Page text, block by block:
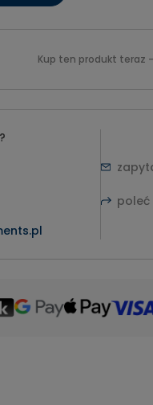
Kup ten produkt teraz -
poleć